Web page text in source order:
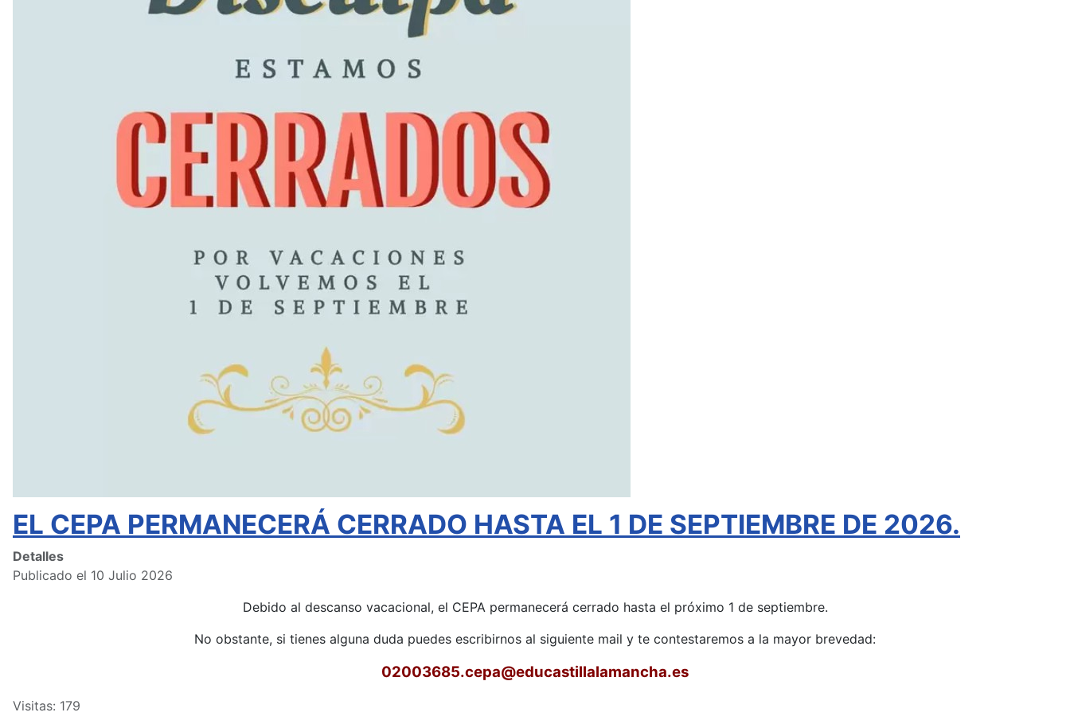
EL CEPA PERMANECERÁ CERRADO HASTA EL 1 DE SEPTIEMBRE DE 2026.
Detalles
Publicado el 10 Julio 2026
Debido al descanso vacacional, el CEPA permanecerá cerrado hasta el próximo 1 de septiembre.
No obstante, si tienes alguna duda puedes escribirnos al siguiente mail y te contestaremos a la mayor brevedad:
02003685.cepa@educastillalamancha.es
Visitas: 179